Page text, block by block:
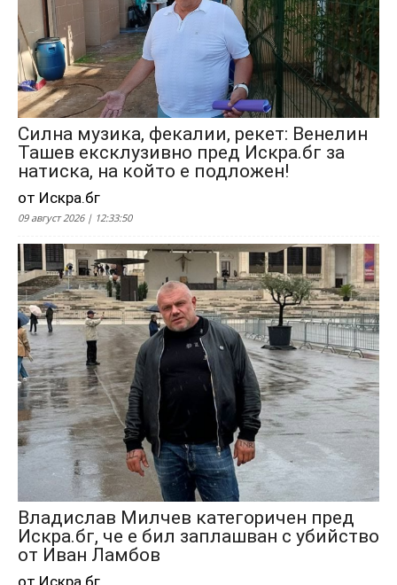
Силна музика, фекалии, рекет: Венелин
Ташев ексклузивно пред Искра.бг за
натиска, на който е подложен!
от Искра.бг
09 август 2026 | 12:33:50
Владислав Милчев категоричен пред
Искра.бг, че е бил заплашван с убийство
от Иван Ламбов
от Искра.бг